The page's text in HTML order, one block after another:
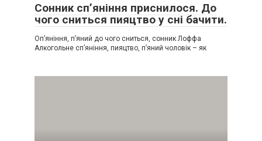
Сонник сп’яніння приснилося. До
чого сниться пияцтво у сні бачити.
Оп’яніння, п’яний до чого сниться, сонник Лоффа
Алкогольне сп’яніння, пияцтво, п’яний чоловік – як